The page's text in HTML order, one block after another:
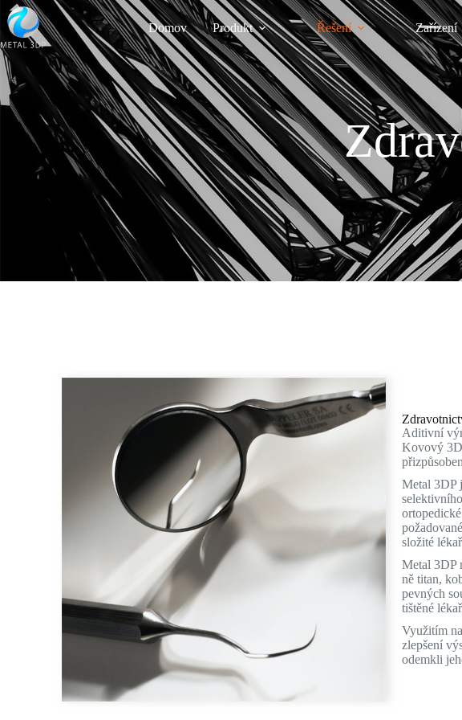
Domov Produkt Řešení Zařízení
Aditivní
Kovový 3D
Metal 3DP
složité
Metal 3DP
ně titan,
pevných
tištěné
Využitím
zlepšení
odemkli